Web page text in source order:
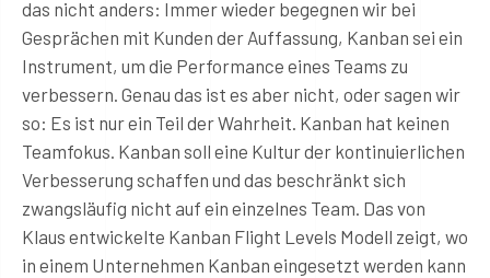
das nicht anders: Immer wieder begegnen wir bei
Gesprächen mit Kunden der Auffassung, Kanban sei ein
Instrument, um die Performance eines Teams zu
verbessern. Genau das ist es aber nicht, oder sagen wir
so: Es ist nur ein Teil der Wahrheit. Kanban hat keinen
Teamfokus. Kanban soll eine Kultur der kontinuierlichen
Verbesserung schaffen und das beschränkt sich
zwangsläufig nicht auf ein einzelnes Team. Das von
Klaus entwickelte Kanban Flight Levels Modell zeigt, wo
in einem Unternehmen Kanban eingesetzt werden kann